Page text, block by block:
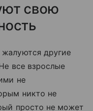
свою
другие
все взрослые
не
никто не
просто не может